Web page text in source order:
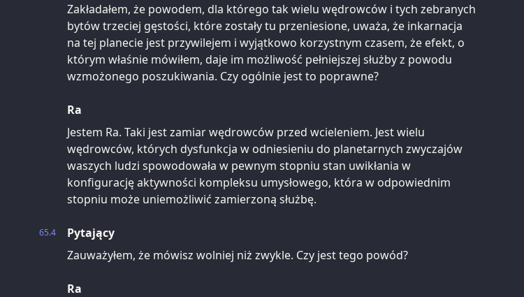
Zakładałem, że powodem, dla którego tak wielu wędrowców i tych zebranych
bytów trzeciej gęstości, które zostały tu przeniesione, uważa, że inkarnacja
na tej planecie jest przywilejem i wyjątkowo korzystnym czasem, że efekt, o
którym właśnie mówiłem, daje im możliwość pełniejszej służby z powodu
wzmożonego poszukiwania. Czy ogólnie jest to poprawne?
Ra
Jestem Ra. Taki jest zamiar wędrowców przed wcieleniem. Jest wielu
wędrowców, których dysfunkcja w odniesieniu do planetarnych zwyczajów
waszych ludzi spowodowała w pewnym stopniu stan uwikłania w
konfigurację aktywności kompleksu umysłowego, która w odpowiednim
stopniu może uniemożliwić zamierzoną służbę.
65.4
Pytający
Zauważyłem, że mówisz wolniej niż zwykle. Czy jest tego powód?
Ra